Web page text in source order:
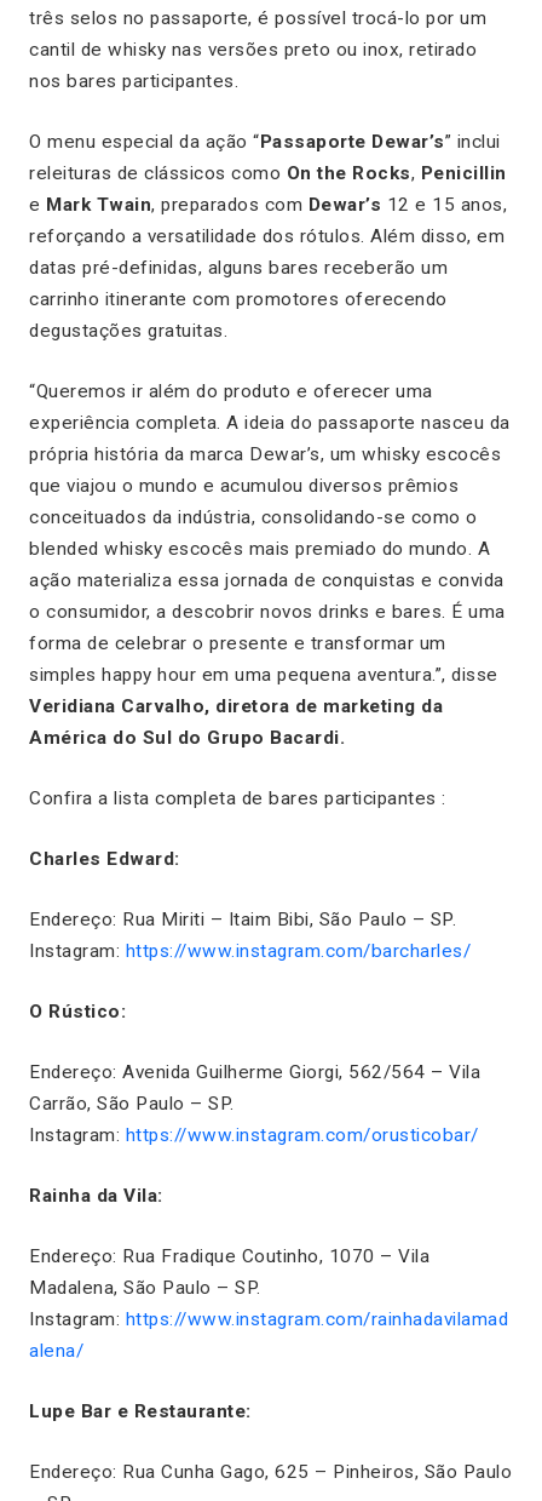
três selos no passaporte, é possível trocá-lo por um
cantil de whisky nas versões preto ou inox, retirado
nos bares participantes.
O menu especial da ação “Passaporte Dewar’s” inclui
releituras de clássicos como On the Rocks, Penicillin
e Mark Twain, preparados com Dewar’s 12 e 15 anos,
reforçando a versatilidade dos rótulos. Além disso, em
datas pré-definidas, alguns bares receberão um
carrinho itinerante com promotores oferecendo
degustações gratuitas.
“Queremos ir além do produto e oferecer uma
experiência completa. A ideia do passaporte nasceu da
própria história da marca Dewar’s, um whisky escocês
que viajou o mundo e acumulou diversos prêmios
conceituados da indústria, consolidando-se como o
blended whisky escocês mais premiado do mundo. A
ação materializa essa jornada de conquistas e convida
o consumidor, a descobrir novos drinks e bares. É uma
forma de celebrar o presente e transformar um
simples happy hour em uma pequena aventura.”, disse
Veridiana Carvalho, diretora de marketing da
América do Sul do Grupo Bacardi.
Confira a lista completa de bares participantes :
Charles Edward:
Endereço: Rua Miriti – Itaim Bibi, São Paulo – SP.
Instagram: https://www.instagram.com/barcharles/
O Rústico:
Endereço: Avenida Guilherme Giorgi, 562/564 – Vila
Carrão, São Paulo – SP.
Instagram: https://www.instagram.com/orusticobar/
Rainha da Vila:
Endereço: Rua Fradique Coutinho, 1070 – Vila
Madalena, São Paulo – SP.
Instagram: https://www.instagram.com/rainhadavilamad
alena/
Lupe Bar e Restaurante:
Endereço: Rua Cunha Gago, 625 – Pinheiros, São Paulo